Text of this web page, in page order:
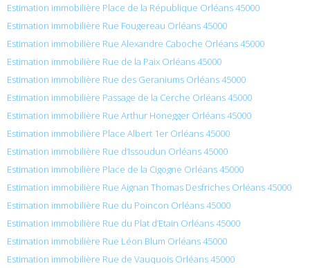
Estimation immobilière Place de la République Orléans 45000
Estimation immobilière Rue Fougereau Orléans 45000
Estimation immobilière Rue Alexandre Caboche Orléans 45000
Estimation immobilière Rue de la Paix Orléans 45000
Estimation immobilière Rue des Geraniums Orléans 45000
Estimation immobilière Passage de la Cerche Orléans 45000
Estimation immobilière Rue Arthur Honegger Orléans 45000
Estimation immobilière Place Albert 1er Orléans 45000
Estimation immobilière Rue d’Issoudun Orléans 45000
Estimation immobilière Place de la Cigogne Orléans 45000
Estimation immobilière Rue Aignan Thomas Desfriches Orléans 45000
Estimation immobilière Rue du Poincon Orléans 45000
Estimation immobilière Rue du Plat d’Etain Orléans 45000
Estimation immobilière Rue Léon Blum Orléans 45000
Estimation immobilière Rue de Vauquois Orléans 45000